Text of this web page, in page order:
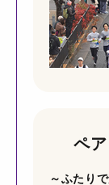
ペ
～ふたり